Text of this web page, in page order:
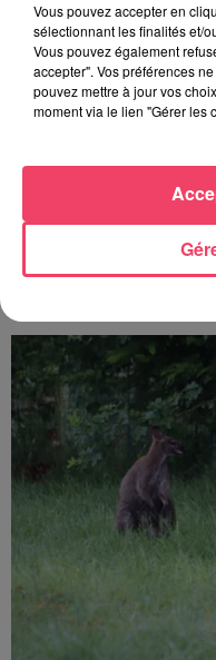
PODCAST AMCO : JEAN-
Vous pouvez accepter en
sélectionnant les finalités et/
Vous pouvez également
accepter". Vos préférences
pouvez mettre à jour vos
moment via le lien "Gérer les